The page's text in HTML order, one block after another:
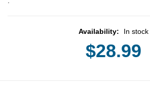
Availability: In stock
$28.99